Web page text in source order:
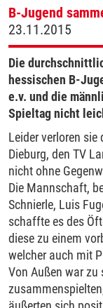
B-Jugend
23.11.2015
Die
hessischen B-
e.v. und die
Spieltag nicht
Leider verloren sie
Dieburg, den TV
nicht ohne
Die Mannschaft,
Schnierle, Luis
schaffte es des
diese zu einem
welcher auch mit
Von Außen war zu